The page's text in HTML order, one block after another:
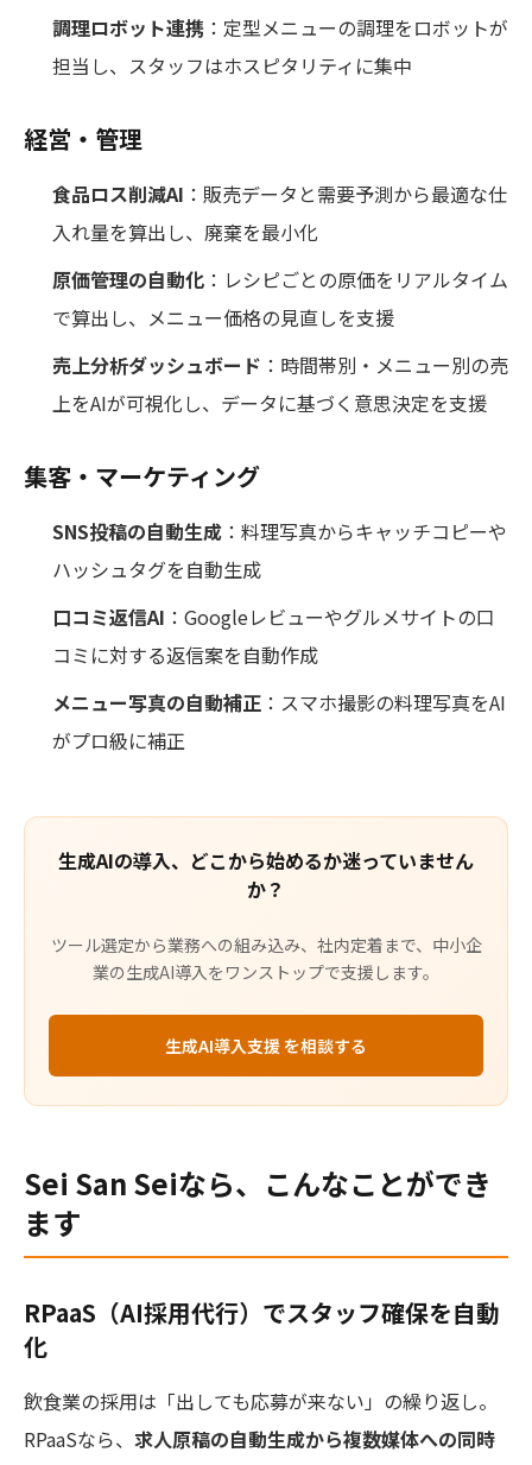
調理ロボット連携 ：定型メニューの調理をロボットが
担当し、スタッフはホスピタリティに集中
経営・管理
食品ロス削減AI ：販売データと需要予測から最適な仕
入れ量を算出し、廃棄を最小化
原価管理の自動化 ：レシピごとの原価をリアルタイム
で算出し、メニュー価格の見直しを支援
売上分析ダッシュボード ：時間帯別・メニュー別の売
上をAIが可視化し、データに基づく意思決定を支援
集客・マーケティング
SNS投稿の自動生成 ：料理写真からキャッチコピーや
ハッシュタグを自動生成
口コミ返信AI ：Googleレビューやグルメサイトの口
コミに対する返信案を自動作成
メニュー写真の自動補正 ：スマホ撮影の料理写真をAI
がプロ級に補正
生成AIの導入、どこから始めるか迷っていません
か？
ツール選定から業務への組み込み、社内定着まで、中小企
業の生成AI導入をワンストップで支援します。
生成AI導入支援 を相談する
Sei San Seiなら、こんなことができ
ます
RPaaS（AI採用代行）でスタッフ確保を自動
化
飲食業の採用は「出しても応募が来ない」の繰り返し。
RPaaSなら、 求人原稿の自動生成から複数媒体への同時